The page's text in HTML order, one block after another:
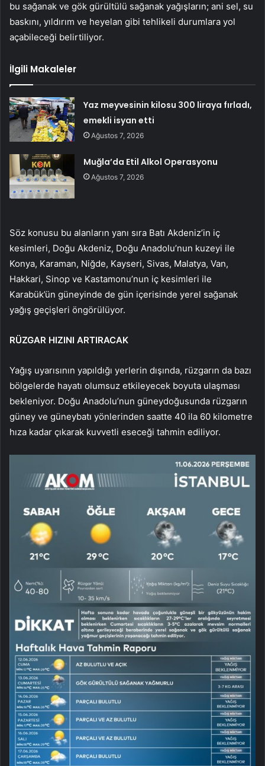
bu sağanak ve gök gürültülü sağanak yağışların; ani sel, su
baskını, yıldırım ve heyelan gibi tehlikeli durumlara yol
açabileceği belirtiliyor.
İlgili Makaleler
Yaz meyvesinin kilosu 300 liraya fırladı,
emekli isyan etti
Ağustos 7, 2026
Muğla’da Etil Alkol Operasyonu
Ağustos 7, 2026
Söz konusu bu alanların yanı sıra Batı Akdeniz’in iç
kesimleri, Doğu Akdeniz, Doğu Anadolu’nun kuzeyi ile
Konya, Karaman, Niğde, Kayseri, Sivas, Malatya, Van,
Hakkari, Sinop ve Kastamonu’nun iç kesimleri ile
Karabük’ün güneyinde de gün içerisinde yerel sağanak
yağış geçişleri öngörülüyor.
RÜZGAR HIZINI ARTIRACAK
Yağış uyarısının yapıldığı yerlerin dışında, rüzgarın da bazı
bölgelerde hayatı olumsuz etkileyecek boyuta ulaşması
bekleniyor. Doğu Anadolu’nun güneydoğusunda rüzgarın
güney ve güneybatı yönlerinden saatte 40 ila 60 kilometre
hıza kadar çıkarak kuvvetli eseceği tahmin ediliyor.